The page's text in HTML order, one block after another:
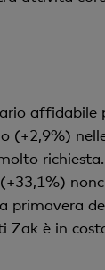
affidabile
(+2,9%)
primavera
è in